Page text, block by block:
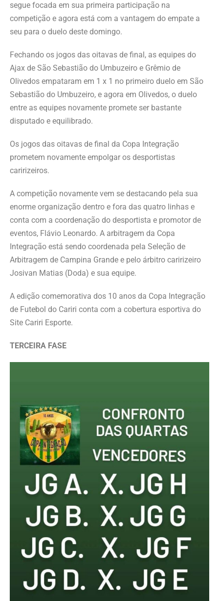
segue focada em sua primeira participação na
competição e agora está com a vantagem do empate a
seu para o duelo deste domingo.
Fechando os jogos das oitavas de final, as equipes do
Ajax de São Sebastião do Umbuzeiro e Grêmio de
Olivedos empataram em 1 x 1 no primeiro duelo em São
Sebastião do Umbuzeiro, e agora em Olivedos, o duelo
entre as equipes novamente promete ser bastante
disputado e equilibrado.
Os jogos das oitavas de final da Copa Integração
prometem novamente empolgar os desportistas
caririzeiros.
A competição novamente vem se destacando pela sua
enorme organização dentro e fora das quatro linhas e
conta com a coordenação do desportista e promotor de
eventos, Flávio Leonardo. A arbitragem da Copa
Integração está sendo coordenada pela Seleção de
Arbitragem de Campina Grande e pelo árbitro caririzeiro
Josivan Matias (Doda) e sua equipe.
A edição comemorativa dos 10 anos da Copa Integração
de Futebol do Cariri conta com a cobertura esportiva do
Site Cariri Esporte.
TERCEIRA FASE